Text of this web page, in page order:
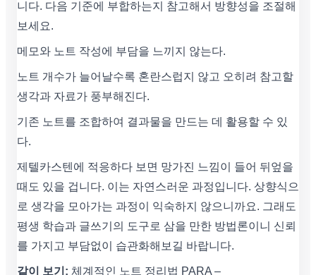
니다. 다음 기준에 부합하는지 참고해서 방향성을 조절해
보세요.
메모와 노트 작성에 부담을 느끼지 않는다.
노트 개수가 늘어날수록 혼란스럽지 않고 오히려 참고할
생각과 자료가 풍부해진다.
기존 노트를 조합하여 결과물을 만드는 데 활용할 수 있
다.
제텔카스텐에 적응하다 보면 망가진 느낌이 들어 뒤엎을
때도 있을 겁니다. 이는 자연스러운 과정입니다. 상향식으
로 생각을 모아가는 과정이 익숙하지 않으니까요. 그래도
평생 학습과 글쓰기의 도구로 삼을 만한 방법론이니 신뢰
를 가지고 부담없이 습관화해보길 바랍니다.
같이 보기: 체계적인 노트 정리법 PARA –